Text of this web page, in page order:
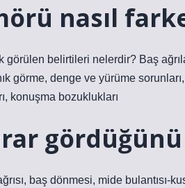
nasıl
görülen belirtileri nelerdir? Baş
görme, denge ve yürüme
konuşma bozuklukları
gördüğünü
baş dönmesi, mide bulantısı-